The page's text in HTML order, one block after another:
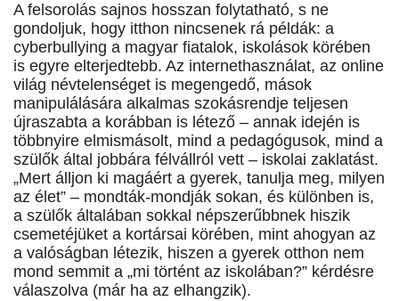
A felsorolás sajnos hosszan folytatható, s ne
gondoljuk, hogy itthon nincsenek rá példák: a
cyberbullying a magyar fiatalok, iskolások körében
is egyre elterjedtebb. Az internethasználat, az online
világ névtelenséget is megengedő, mások
manipulálására alkalmas szokásrendje teljesen
újraszabta a korábban is létező – annak idején is
többnyire elmismásolt, mind a pedagógusok, mind a
szülők által jobbára félvállról vett – iskolai zaklatást.
„Mert álljon ki magáért a gyerek, tanulja meg, milyen
az élet” – mondták-mondják sokan, és különben is,
a szülők általában sokkal népszerűbbnek hiszik
csemetéjüket a kortársai körében, mint ahogyan az
a valóságban létezik, hiszen a gyerek otthon nem
mond semmit a „mi történt az iskolában?” kérdésre
válaszolva (már ha az elhangzik).